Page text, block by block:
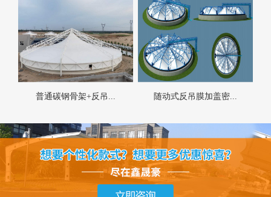
普通碳钢骨架+反吊... 随动式反吊膜加盖密...